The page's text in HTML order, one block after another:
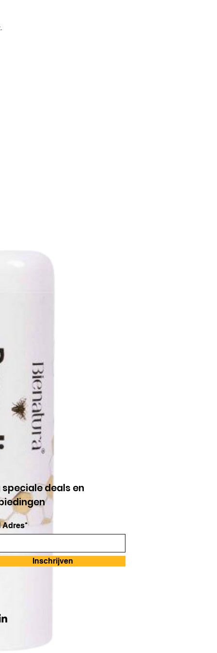
speciale deals en
Adres*
Inschrijven